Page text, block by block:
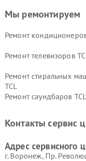
Мы ремонтируем
Ремонт
Ремонт телевизоров
Ремонт стиральных
TCL
Ремонт саундбаров TCL
Контакты сервис
Адрес сервисного
г. Воронеж, Пр.